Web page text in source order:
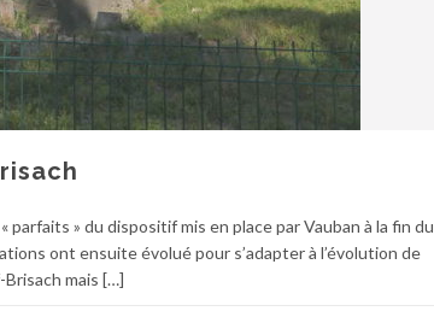
» du dispositif mis en place par Vauban à la fin du
ont ensuite évolué pour s’adapter à l’évolution de
mais […]